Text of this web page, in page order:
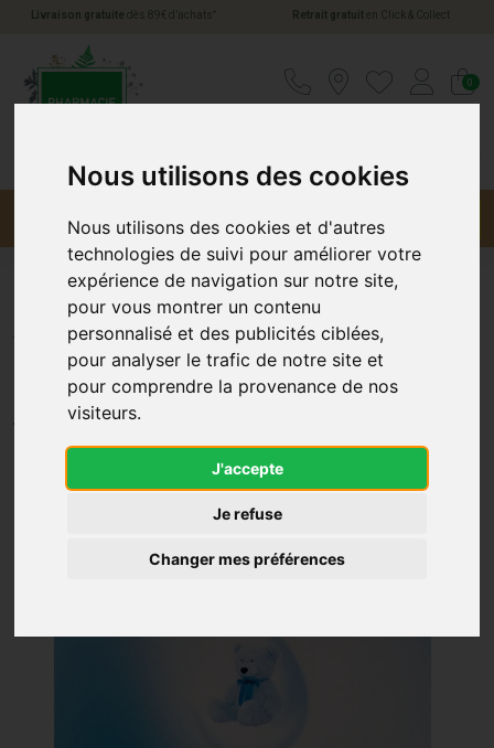
Nous utilisons des cookies
Nous utilisons des cookies et d'autres
technologies de suivi pour améliorer votre
expérience de navigation sur notre site,
pour vous montrer un contenu
personnalisé et des publicités ciblées,
pour analyser le trafic de notre site et
pour comprendre la provenance de nos
visiteurs.
J'accepte
Je refuse
Changer mes préférences
Livraison gratuite dès 89€ d’achats * Retrait gratuiten Click & Collect
0
Menu Promotions
Adiaril Réhydratation Orale
Bébé Sachets x10
NUTRICIA